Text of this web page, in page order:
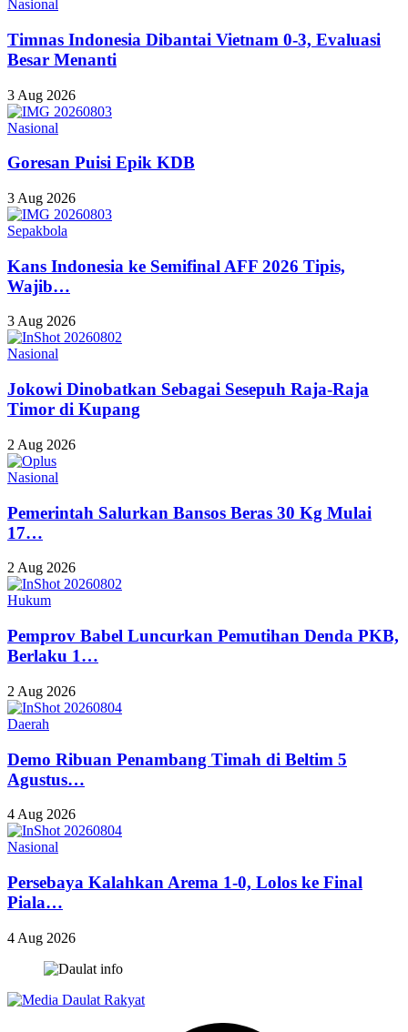
Nasional
Timnas Indonesia Dibantai Vietnam 0-3, Evaluasi
Besar Menanti
3 Aug 2026
Nasional
Goresan Puisi Epik KDB
3 Aug 2026
Sepakbola
Kans Indonesia ke Semifinal AFF 2026 Tipis,
Wajib…
3 Aug 2026
Nasional
Jokowi Dinobatkan Sebagai Sesepuh Raja-Raja
Timor di Kupang
2 Aug 2026
Nasional
Pemerintah Salurkan Bansos Beras 30 Kg Mulai
17…
2 Aug 2026
Hukum
Pemprov Babel Luncurkan Pemutihan Denda PKB,
Berlaku 1…
2 Aug 2026
Daerah
Demo Ribuan Penambang Timah di Beltim 5
Agustus…
4 Aug 2026
Nasional
Persebaya Kalahkan Arema 1-0, Lolos ke Final
Piala…
4 Aug 2026